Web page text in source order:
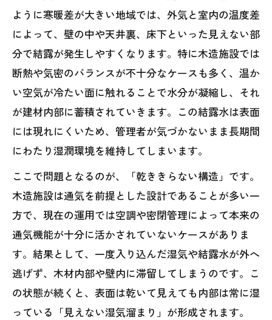
ように寒暖差が大きい地域では、外気と室内の温度差
によって、壁の中や天井裏、床下といった見えない部
分で結露が発生しやすくなります。特に木造施設では
断熱や気密のバランスが不十分なケースも多く、温か
い空気が冷たい面に触れることで水分が凝縮し、それ
が建材内部に蓄積されていきます。この結露水は表面
には現れにくいため、管理者が気づかないまま長期間
にわたり湿潤環境を維持してしまいます。
ここで問題となるのが、「乾ききらない構造」です。
木造施設は通気を前提とした設計であることが多い一
方で、現在の運用では空調や密閉管理によって本来の
通気機能が十分に活かされていないケースがありま
す。結果として、一度入り込んだ湿気や結露水が外へ
逃げず、木材内部や壁内に滞留してしまうのです。こ
の状態が続くと、表面は乾いて見えても内部は常に湿
っている「見えない湿気溜まり」が形成されます。